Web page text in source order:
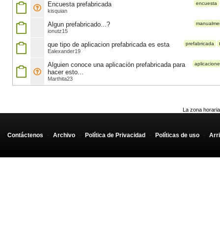
encuesta
Encuesta prefabricada
kisquian
Algun prefabricado...?
ionutz15
prefabricada
que tipo de aplicacion prefabricada es esta
Ealexander19
Alguien conoce una aplicación prefabricada para
hacer esto...
Marthita23
La zona
Contáctenos - Archivo - Política de Privacidad - Políticas de uso -